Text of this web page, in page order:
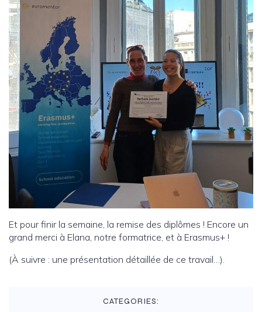
Et pour finir la semaine, la remise des diplômes ! Encore un
grand merci à Elana, notre formatrice, et à Erasmus+ !
(À suivre : une présentation détaillée de ce travail…).
CATEGORIES: